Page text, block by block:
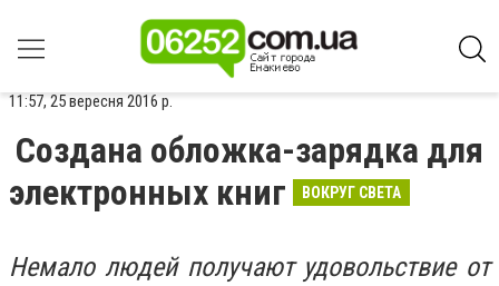
11:57, 25 вересня 2016 р.
Создана обложка-зарядка для
электронных книг
ВОКРУГ СВЕТА
Немало людей получают удовольствие от